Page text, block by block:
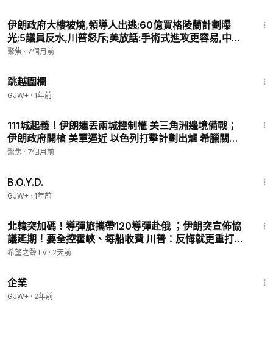
伊朗政府大樓被燒,領導人出逃;60億買格陵蘭計劃曝
光;5議員反水,川普怒斥;美放話:手術式進攻更容易,中南
海隱匿;習近平愛挪威的森林,真相驚悚.【今日綜
聚焦 · 7個月前
跳越圍欄
GJW+ · 1年前
111城起義！伊朗連丟兩城控制權 美三角洲邊境備戰；
伊朗政府開槍 美軍逼近 以色列打擊計劃出爐 希臘關閉
領空【今日綜述】
聚焦 · 7個月前
B.O.Y.D.
GJW+ · 1年前
北韓突加碼！導彈旅攜帶120導彈赴俄 ；伊朗突宣佈協
議延期！要全控霍峽、每船收費 川普：反悔就更重打擊
白宮駁彈藥見底 【政經早報】
希望之聲TV · 2天前
企業
GJW+ · 2年前